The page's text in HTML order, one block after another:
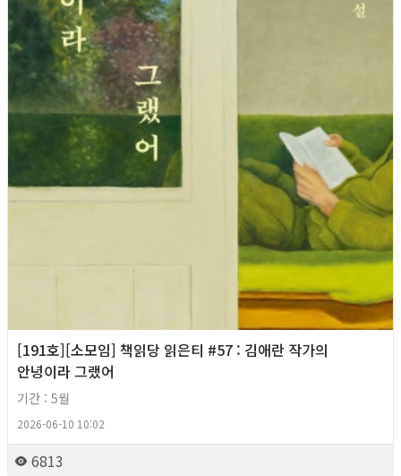
[191호][소모임] 책읽당 읽은티 #57 : 김애란 작가의
안녕이라 그랬어
기간 : 5월
2026-06-10 10:02
6813